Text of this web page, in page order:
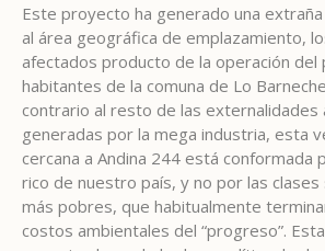
Este proyecto ha generado una
al área geográfica de emplazamiento,
afectados producto de la operación
habitantes de la comuna de Lo
contrario al resto de las externalidades
generadas por la mega industria, esta
cercana a Andina 244 está conformada
rico de nuestro país, y no por las clases
más pobres, que habitualmente
costos ambientales del “progreso”.